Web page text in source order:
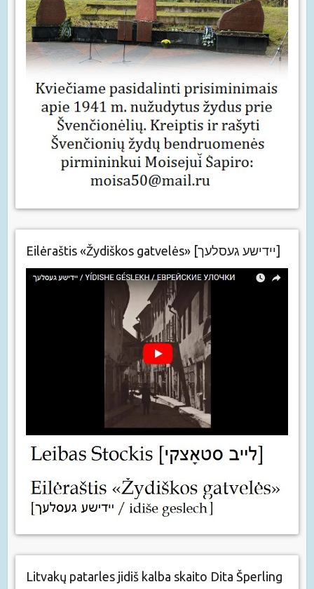
Eilėraštis «Žydiškos gatvelės» [יידישע געסלעך]
Litvakų patarles jidiš kalba skaito Dita Šperling